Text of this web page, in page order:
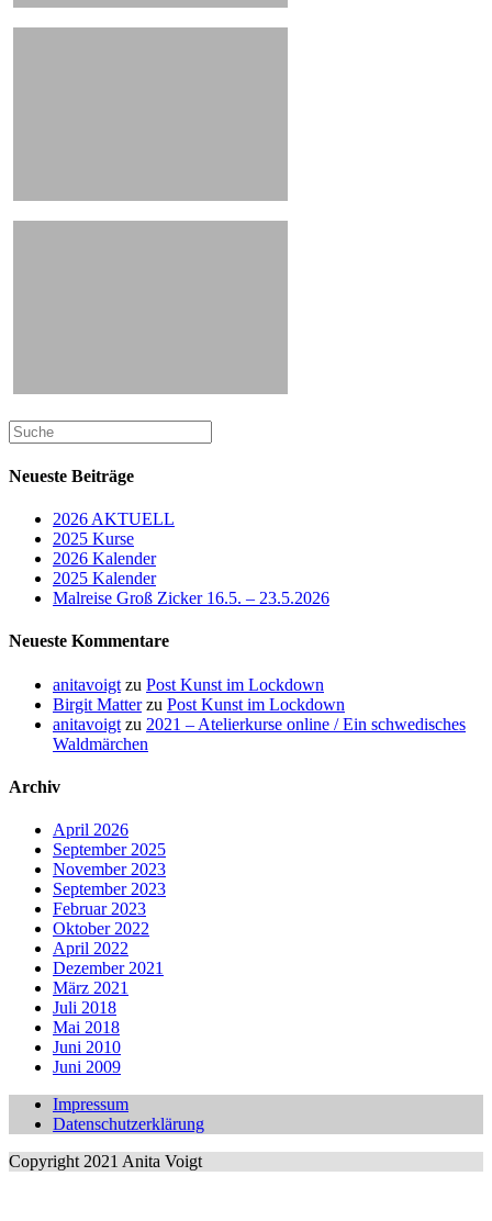
Suche
nach:
Neueste Beiträge
2026 AKTUELL
2025 Kurse
2026 Kalender
2025 Kalender
Malreise Groß Zicker 16.5. – 23.5.2026
Neueste Kommentare
anitavoigt zu Post Kunst im Lockdown
Birgit Matterzu Post Kunst im Lockdown
anitavoigt zu 2021 – Atelierkurse online / Ein schwedisches
Waldmärchen
Archiv
April 2026
September 2025
November 2023
September 2023
Februar 2023
Oktober 2022
April 2022
Dezember 2021
März 2021
Juli 2018
Mai 2018
Juni 2010
Juni 2009
Impressum
Datenschutzerklärung
Copyright 2021 Anita Voigt